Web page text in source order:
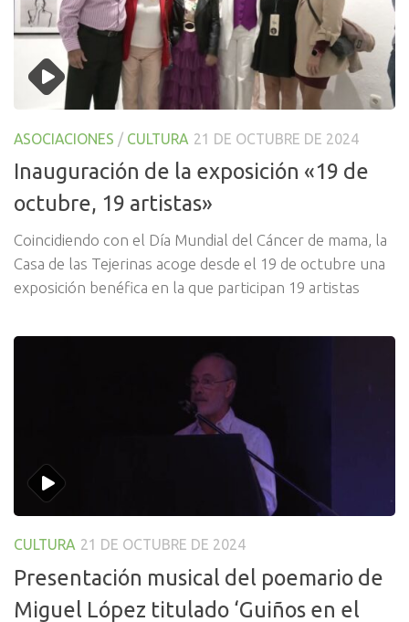
ASOCIACIONES / CULTURA 21 DE OCTUBRE DE 2024
Inauguración de la exposición «19 de
octubre, 19 artistas»
Coincidiendo con el Día Mundial del Cáncer de mama, la
Casa de las Tejerinas acoge desde el 19 de octubre una
exposición benéfica en la que participan 19 artistas
CULTURA 21 DE OCTUBRE DE 2024
Presentación musical del poemario de
Miguel López titulado ‘Guiños en el